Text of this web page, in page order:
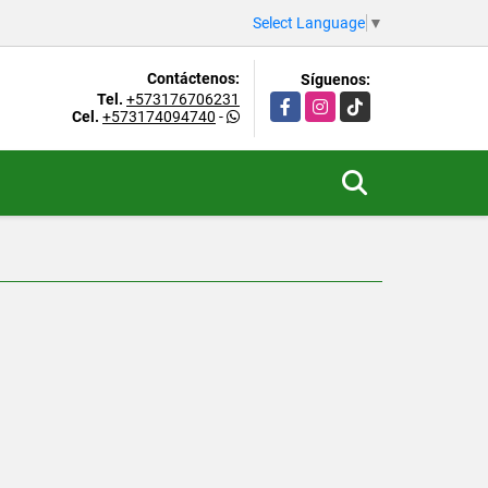
Select Language ▼
Contáctenos:
Tel. +573176706231
Cel. +573174094740 -
Síguenos:
FacebookInstagram
TikTok